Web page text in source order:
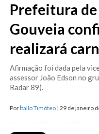
Prefeitura
Gouveia
realizará
Afirmação foi dada pela
assessor João Edson no
Radar 89).
PorÍtallo Timóteo | 29 de janeiro